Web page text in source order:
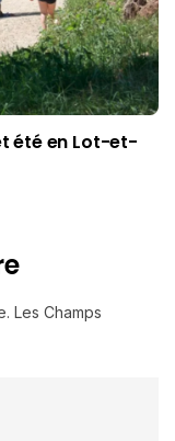
été en Lot-et-
Les Champs